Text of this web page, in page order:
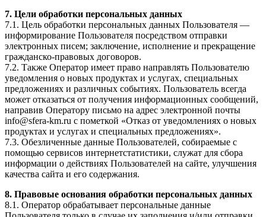
7. Цели обработки персональных данных
7.1. Цель обработки персональных данных Пользователя —
информирование Пользователя посредством отправки
электронных писем; заключение, исполнение и прекращение
гражданско-правовых договоров.
7.2. Также Оператор имеет право направлять Пользователю
уведомления о новых продуктах и услугах, специальных
предложениях и различных событиях. Пользователь всегда
может отказаться от получения информационных сообщений,
направив Оператору письмо на адрес электронной почты
info@sfera-km.ru с пометкой «Отказ от уведомлениях о новых
продуктах и услугах и специальных предложениях».
7.3. Обезличенные данные Пользователей, собираемые с
помощью сервисов интернетстатистики, служат для сбора
информации о действиях Пользователей на сайте, улучшения
качества сайта и его содержания.
8. Правовые основания обработки персональных данных
8.1. Оператор обрабатывает персональные данные